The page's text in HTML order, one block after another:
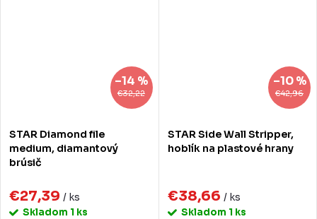
€32,22
–14 %
STAR Diamond file
medium, diamantový
brúsič
€27,39 / ks
Skladom 1 ks
€42,96
–10 %
STAR Side Wall Stripper,
hoblík na plastové hrany
€38,66 / ks
Skladom 1 ks